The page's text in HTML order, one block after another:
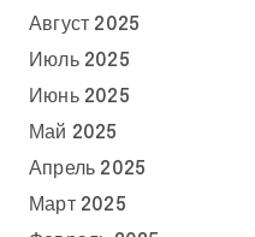
Август 2025
Июль 2025
Июнь 2025
Май 2025
Апрель 2025
Март 2025